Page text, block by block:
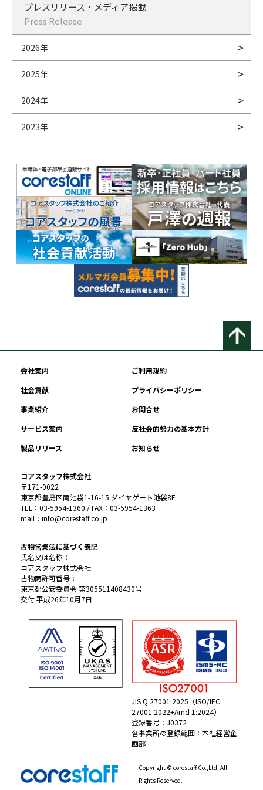
プレスリリース・メディア掲載
Press Release
2026年
2025年
2024年
2023年
会社案内
ご利用規約
社会貢献
プライバシーポリシー
事業紹介
お問合せ
サービス案内
反社会的勢力の基本方針
製品リリース
お知らせ
コアスタッフ株式会社
〒171-0022
東京都豊島区南池袋1-16-15 ダイヤゲート池袋8F
TEL：03-5954-1360 / FAX：03-5954-1363
mail：info@corestaff.co.jp
古物営業法に基づく表記
氏名又は名称：
コアスタッフ株式会社
古物商許可番号：
東京都公安委員会 第305511408430号
交付 平成26年10月7日
JIS Q 27001:2025（ISO/IEC
27001:2022+Amd 1:2024）
登録番号：J0372
各事業所の登録範囲：本社経営企
画部
Copyright © corestaff Co.,Ltd. All
Rights Reserved.